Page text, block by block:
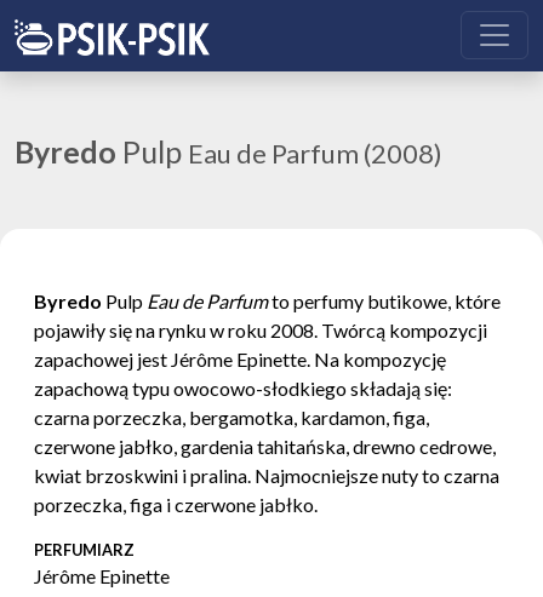
Byredo Pulp Eau de Parfum (2008)
Byredo Pulp Eau de Parfumto perfumy butikowe, które
pojawiły się na rynku w roku 2008. Twórcą kompozycji
zapachowej jest Jérôme Epinette. Na kompozycję
zapachową typu owocowo-słodkiego składają się:
czarna porzeczka, bergamotka, kardamon, figa,
czerwone jabłko, gardenia tahitańska, drewno cedrowe,
kwiat brzoskwini i pralina. Najmocniejsze nuty to czarna
porzeczka, figa i czerwone jabłko.
PERFUMIARZ
Jérôme Epinette